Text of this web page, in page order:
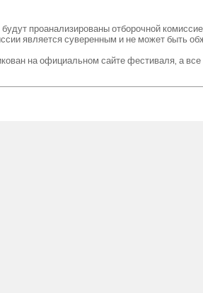
проанализированы отборочной
является суверенным и не может быть
на официальном сайте фестиваля, а все